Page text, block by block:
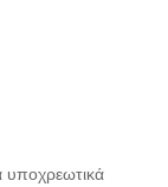
υποχρεωτικά